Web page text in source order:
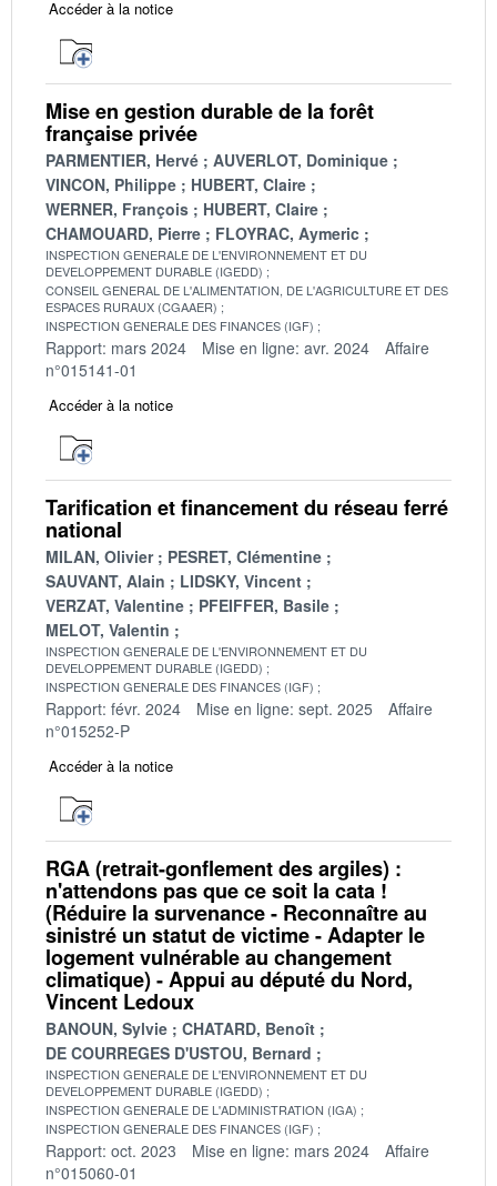
Accéder à la notice
Mise en gestion durable de la forêt
française privée
PARMENTIER, Hervé
AUVERLOT, Dominique
VINCON, Philippe
HUBERT, Claire
WERNER, François
HUBERT, Claire
CHAMOUARD, Pierre
FLOYRAC, Aymeric
INSPECTION GENERALE DE L'ENVIRONNEMENT ET DU
DEVELOPPEMENT DURABLE (IGEDD)
CONSEIL GENERAL DE L'ALIMENTATION, DE L'AGRICULTURE ET DES
ESPACES RURAUX (CGAAER)
INSPECTION GENERALE DES FINANCES (IGF)
Rapport: mars 2024 Mise en ligne: avr. 2024
Affaire
n°015141-01
Accéder à la notice
Tarification et financement du réseau ferré
national
MILAN, Olivier
PESRET, Clémentine
SAUVANT, Alain
LIDSKY, Vincent
VERZAT, Valentine
PFEIFFER, Basile
MELOT, Valentin
INSPECTION GENERALE DE L'ENVIRONNEMENT ET DU
DEVELOPPEMENT DURABLE (IGEDD)
INSPECTION GENERALE DES FINANCES (IGF)
Rapport: févr. 2024 Mise en ligne: sept. 2025
Affaire
n°015252-P
Accéder à la notice
RGA (retrait-gonflement des argiles) :
n'attendons pas que ce soit la cata !
(Réduire la survenance - Reconnaître au
sinistré un statut de victime - Adapter le
logement vulnérable au changement
climatique) - Appui au député du Nord,
Vincent Ledoux
BANOUN, Sylvie
CHATARD, Benoît
DE COURREGES D'USTOU, Bernard
INSPECTION GENERALE DE L'ENVIRONNEMENT ET DU
DEVELOPPEMENT DURABLE (IGEDD)
INSPECTION GENERALE DE L'ADMINISTRATION (IGA)
INSPECTION GENERALE DES FINANCES (IGF)
Rapport: oct. 2023 Mise en ligne: mars 2024
Affaire
n°015060-01